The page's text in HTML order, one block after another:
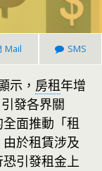
Mail SMS
示， 房租年增
發各界關
面推動「租
於租賃涉及
引發租金上